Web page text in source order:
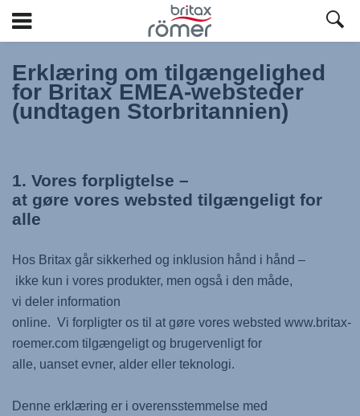
Spring
hovedindhold
Erklæring om tilgængelighed
for Britax EMEA-websteder
(undtagen Storbritannien)
1. Vores forpligtelse –
at gøre vores websted tilgængeligt for
alle
Hos Britax går sikkerhed og inklusion hånd i hånd –
ikke kun i vores produkter, men også i den måde,
vi deler information
online. Vi forpligter os til at gøre vores websted www.britax-
roemer.com tilgængeligt og brugervenligt for
alle, uanset evner, alder eller teknologi.
Denne erklæring er i overensstemmelse med